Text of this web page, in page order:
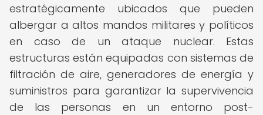
estratégicamente ubicados que pueden
albergar a altos mandos militares y políticos
en caso de un ataque nuclear. Estas
estructuras están equipadas con sistemas de
filtración de aire, generadores de energía y
suministros para garantizar la supervivencia
de las personas en un entorno post-